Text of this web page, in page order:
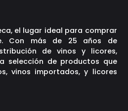
el lugar ideal para comprar
Con más de 25 años de
de vinos y licores,
selección de productos que
vinos importados, y licores